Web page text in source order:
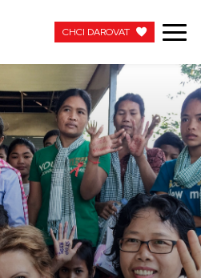
CHCI DAROVAT
CHCI DAROVAT